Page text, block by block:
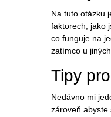
Na tuto otázku
faktorech, jako
co funguje na
zatímco u
Tipy
Nedávno mi
zároveň abyste